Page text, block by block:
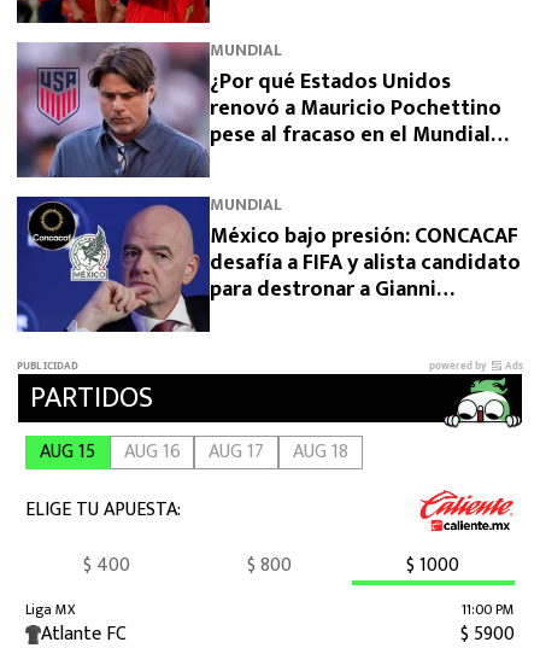
MUNDIAL
¿Por qué Estados Unidos
renovó a Mauricio Pochettino
pese al fracaso en el Mundial
MUNDIAL
México bajo presión: CONCACAF
desafía a FIFA y alista candidato
para destronar a Gianni